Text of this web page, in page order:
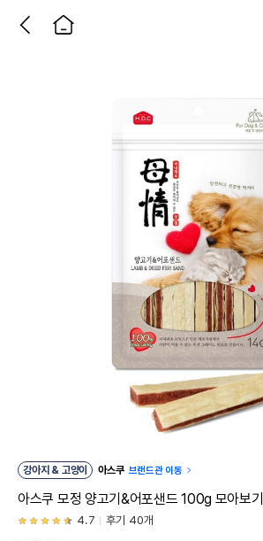
강아지 & 고양이 아스쿠 브랜드관 이동
아스쿠 모정 양고기&어포샌드 100g 모아보기
4.7 후기 40개